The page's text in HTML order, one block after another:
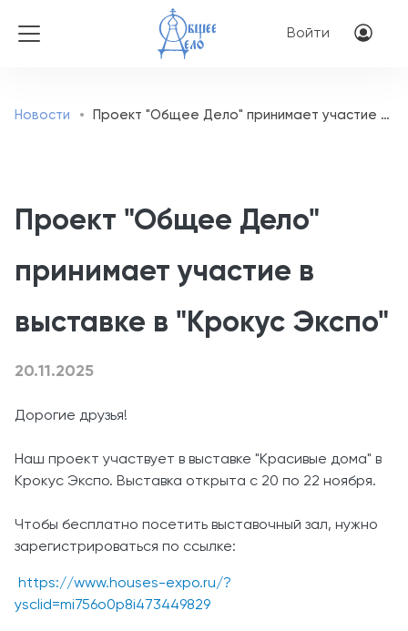
Меню
Войти
Новости Проект "Общее Дело" принимает участие в выставке в "Крокус Экспо"
Проект "Общее Дело"
принимает участие в
выставке в "Крокус Экспо"
20.11.2025
Дорогие друзья!
Наш проект участвует в выставке "Красивые дома" в
Крокус Экспо. Выставка открыта с 20 по 22 ноября.
Чтобы бесплатно посетить выставочный зал, нужно
зарегистрироваться по ссылке:
https://www.houses-expo.ru/?
ysclid=mi756o0p8i473449829